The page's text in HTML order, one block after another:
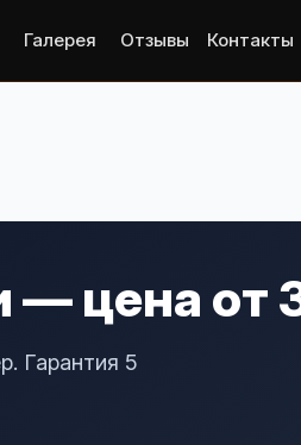
Галерея Отзывы Контакты
— цена от
Гарантия 5